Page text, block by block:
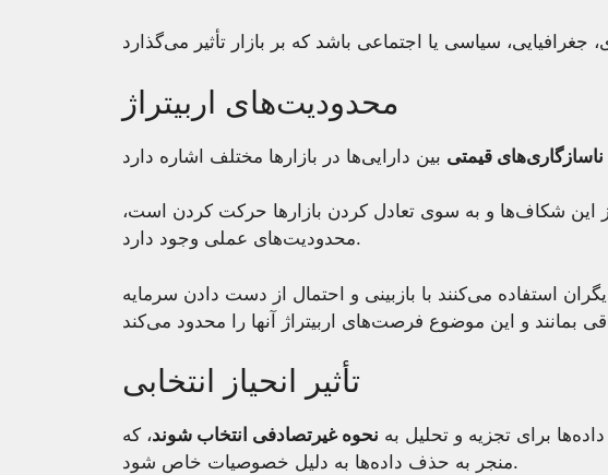
محدودیت‌های اربیتراژ
ناسازگاری‌های قیمتی
این شکاف‌ها و به سوی تعادل کردن بازارها حرکت کردن است،
محدودیت‌های عملی وجود دارد.
استفاده می‌کنند با بازبینی و احتمال از دست دادن سرمایه
تأثیر انحیاز انتخابی
برای تجزیه و تحلیل به نحوه غیرتصادفی انتخاب شوند، که
منجر به حذف داده‌ها به دلیل خصوصیات خاص شود.